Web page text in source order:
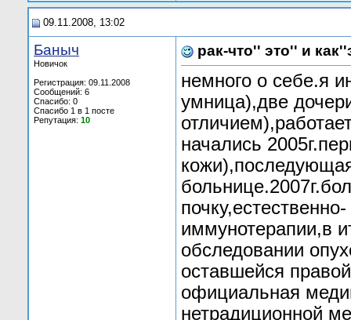
09.11.2008, 13:02
Баныч
Новичок
Регистрация: 09.11.2008
Сообщений: 6
Спасибо: 0
Спасибо 1 в 1 посте
Репутация: 10
рак-что'' это'' и
немного о себе.я
умница),две
начались
иммунотерапии,в
обследовании
оставшейся
официальная
нетрадиционной